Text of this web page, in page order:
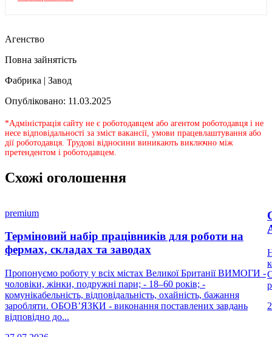
Агенство
Повна зайнятість
Фабрика | Завод
Опубліковано: 11.03.2025
*Адміністрація сайту не є роботодавцем або агентом роботодавця і не
несе відповідальності за зміст вакансії, умови працевлаштування або
дії роботодавця. Трудові відносини виникають виключно між
претендентом і роботодавцем.
Схожі оголошення
premium
Терміновий набір працівників для роботи на
фермах, складах та заводах
Пропонуємо роботу у всіх містах Великої Британії ВИМОГИ -
чоловіки, жінки, подружні пари; - 18–60 років; -
комунікабельність, відповідальність, охайність, бажання
заробляти. ОБОВ’ЯЗКИ - виконання поставлених завдань
відповідно до...